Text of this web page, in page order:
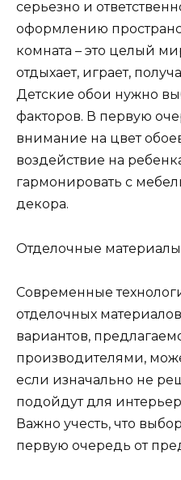
серьезно и
оформлению
комната – это целый
отдыхает, играет,
Детские обои нужно
факторов. В первую
внимание на цвет
воздействие на
гармонировать с
декора.
Отделочные
Современные
отделочных
вариантов,
производителями,
если изначально не
подойдут для
Важно учесть, что
первую очередь от